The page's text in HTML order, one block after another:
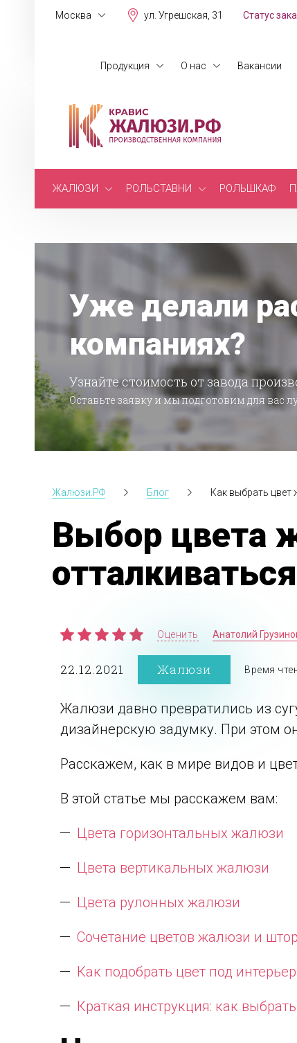
Москва ул. Угрешская, 31 Статус
Продукция О нас Вакансии
ЖАЛЮЗИ РОЛЬСТАВНИ РОЛЬШКАФ
Уже делали
компаниях?
Узнайте стоимость от завода
Оставьте заявку и мы подготовим для вас
Жалюзи.РФ Блог Как выбрать цвет
Выбор цвета
Оценить Анатолий
22.12.2021 Жалюзи Время
Жалюзи давно превратились из
дизайнерскую задумку. При этом
Расскажем, как в мире видов и
В этой статье мы расскажем вам:
Цвета горизонтальных жалюзи
Цвета вертикальных жалюзи
Цвета рулонных жалюзи
Сочетание цветов жалюзи и штор
Как подобрать цвет под
Краткая инструкция: как